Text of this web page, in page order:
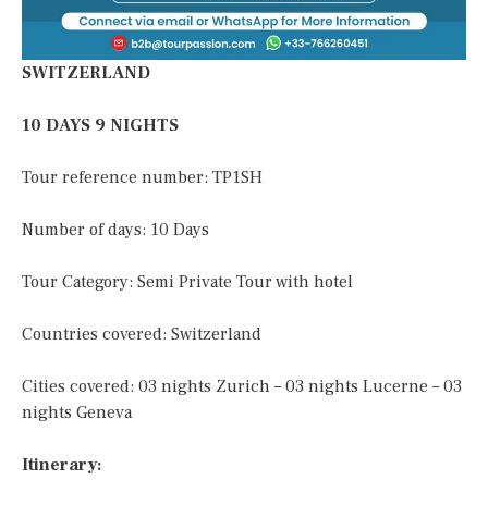
SWITZERLAND
10 DAYS 9 NIGHTS
Tour reference number: TP1SH
Number of days: 10 Days
Tour Category: Semi Private Tour with hotel
Countries covered: Switzerland
Cities covered: 03 nights Zurich – 03 nights Lucerne – 03
nights Geneva
Itinerary: